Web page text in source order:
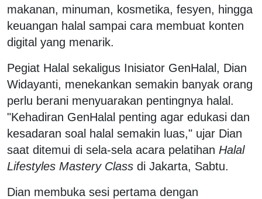
makanan, minuman, kosmetika, fesyen, hingga
keuangan halal sampai cara membuat konten
digital yang menarik.
Pegiat Halal sekaligus Inisiator GenHalal, Dian
Widayanti, menekankan semakin banyak orang
perlu berani menyuarakan pentingnya halal.
"Kehadiran GenHalal penting agar edukasi dan
kesadaran soal halal semakin luas," ujar Dian
saat ditemui di sela-sela acara pelatihan Halal
Lifestyles Mastery Class di Jakarta, Sabtu.
Dian membuka sesi pertama dengan